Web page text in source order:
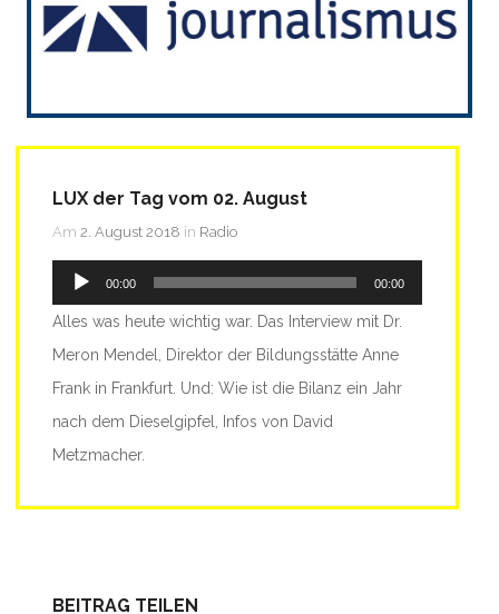
LUX der Tag vom 02. August
Am 2. August 2018 in Radio
Audio-
Player
00:00 00:00
Alles was heute wichtig war. Das Interview mit Dr.
Meron Mendel, Direktor der Bildungsstätte Anne
Frank in Frankfurt. Und: Wie ist die Bilanz ein Jahr
nach dem Dieselgipfel, Infos von David
Metzmacher.
BEITRAG TEILEN